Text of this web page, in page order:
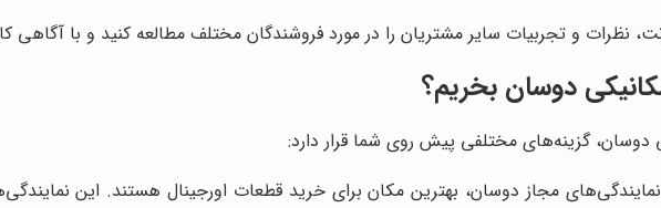
نظرات و تجربیات سایر مشتریان را در مورد فروشندگان مختلف مطالعه کنید و با آگاهی
دوسان بخریم؟
دوسان، گزینه‌های مختلفی پیش روی شما قرار دارد:
نمایندگی‌های مجاز دوسان، بهترین مکان برای خرید قطعات اورجینال هستند. این